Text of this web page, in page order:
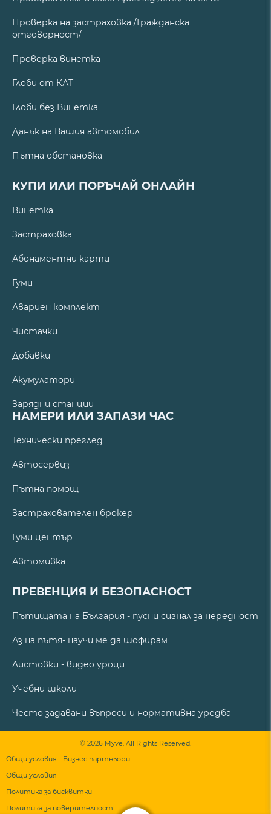
Проверка на застраховка /Гражданска
отговорност/
Проверка винетка
Глоби от КАТ
Глоби без Винетка
Данък на Вашия автомобил
Пътна обстановка
КУПИ ИЛИ ПОРЪЧАЙ ОНЛАЙН
Винетка
Застраховка
Абонаментни карти
Гуми
Авариен комплект
Чистачки
Добавки
Акумулатори
Зарядни станции
НАМЕРИ ИЛИ ЗАПАЗИ ЧАС
Технически преглед
Автосервиз
Пътна помощ
Застрахователен брокер
Гуми център
Автомивка
ПРЕВЕНЦИЯ И БЕЗОПАСНОСТ
Пътищата на България - пусни сигнал за нередност
Аз на пътя- научи ме да шофирам
Листовки - видео уроци
Учебни школи
Често задавани въпроси и нормативна уредба
© 2026 Myve. All Rights Reserved.
Общи условия - Бизнес партньори
Общи условия
Политика за бисквитки
Политика за поверителност